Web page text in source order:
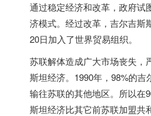
通过稳定经济和改革，政府试
济模式。经过改革，吉尔吉斯
20日加入了世界贸易组织。
苏联解体造成广大市场丧失，
斯坦经济。1990年，98%的吉
输往苏联的其他地区。所以在
斯坦经济比其它前苏联加盟共